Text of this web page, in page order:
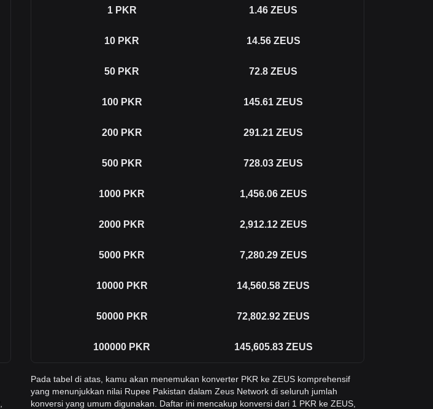
1 PKR 1.46 ZEUS
10 PKR 14.56 ZEUS
50 PKR 72.8 ZEUS
100 PKR 145.61 ZEUS
200 PKR 291.21 ZEUS
500 PKR 728.03 ZEUS
1000 PKR 1,456.06 ZEUS
2000 PKR 2,912.12 ZEUS
5000 PKR 7,280.29 ZEUS
10000 PKR 14,560.58 ZEUS
50000 PKR 72,802.92 ZEUS
100000 PKR 145,605.83 ZEUS
Pada tabel di atas, kamu akan menemukan konverter PKR ke ZEUS komprehensif
yang menunjukkan nilai Rupee Pakistan dalam Zeus Network di seluruh jumlah
konversi yang umum digunakan. Daftar ini mencakup konversi dari 1 PKR ke ZEUS,